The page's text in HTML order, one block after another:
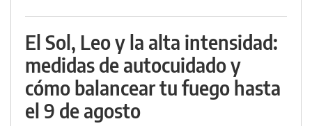
El Sol, Leo y la alta intensidad:
medidas de autocuidado y
cómo balancear tu fuego hasta
el 9 de agosto